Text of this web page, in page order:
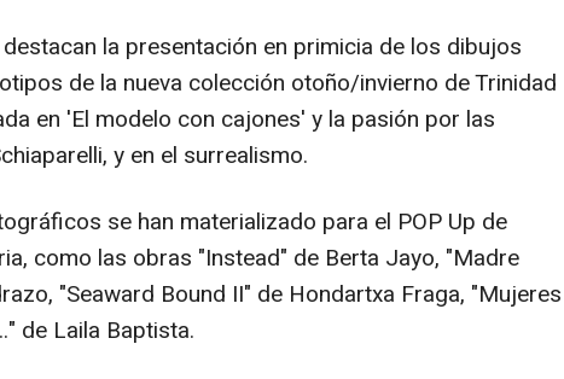
la presentación en primicia de los dibujos
de la nueva colección otoño/invierno de Trinidad
en 'El modelo con cajones' y la pasión por las
y en el surrealismo.
se han materializado para el POP Up de
como las obras "Instead" de Berta Jayo, "Madre
"Seaward Bound II" de Hondartxa Fraga, "Mujeres
de Laila Baptista.